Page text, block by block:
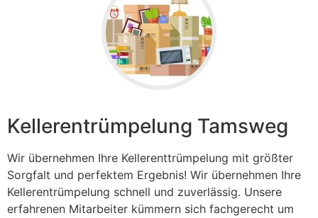
Kellerentrümpelung Tamsweg
Wir übernehmen Ihre Kellerenttrümpelung mit größter
Sorgfalt und perfektem Ergebnis! Wir übernehmen Ihre
Kellerentrümpelung schnell und zuverlässig. Unsere
erfahrenen Mitarbeiter kümmern sich fachgerecht um